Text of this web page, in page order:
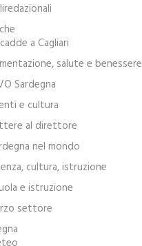
a Cagliari
salute e benessere
Sardegna
e cultura
al direttore
nel mondo
cultura, istruzione
e istruzione
settore